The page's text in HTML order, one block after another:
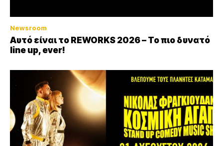
Newsroom
Αυτό είναι το REWORKS 2026 – Το πιο δυνατό
line up, ever!